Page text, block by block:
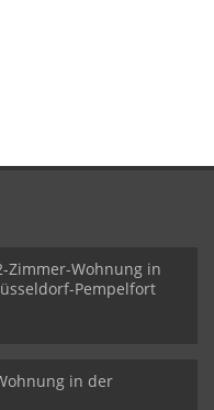
Zimmer-Wohnung in
Pempelfort
in der